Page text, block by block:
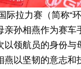
际拉力赛（简称“
亲孙相燕作为赛
领航员的身份与
燕以坚韧的意志和